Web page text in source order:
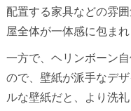
配置する家具などの雰
屋全体が一体感に包まれ
一方で、ヘリンボーン
ので、壁紙が派手なデ
ルな壁紙だと、より洗